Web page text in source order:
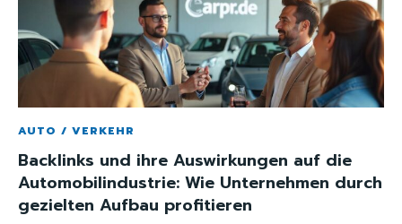
AUTO / VERKEHR
Backlinks und ihre Auswirkungen auf die
Automobilindustrie: Wie Unternehmen durch
gezielten Aufbau profitieren